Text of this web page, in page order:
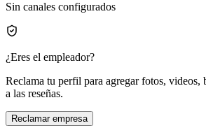
Sin canales configurados
¿Eres el empleador?
Reclama tu perfil para agregar fotos, videos,
a las reseñas.
Reclamar empresa